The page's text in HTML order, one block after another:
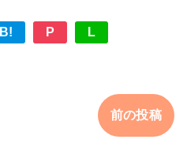
B! P L
前の投稿